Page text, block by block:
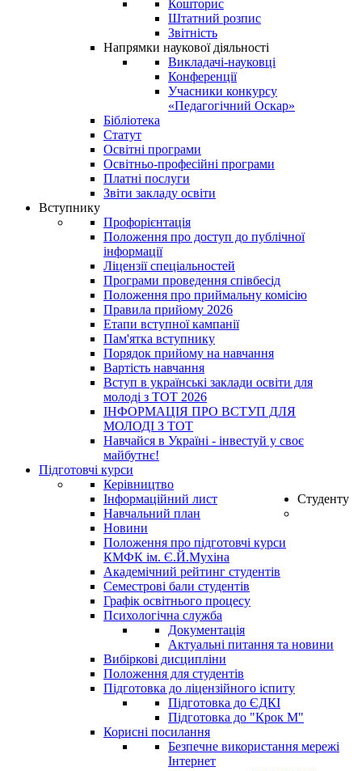
Кошторис
Штатний розпис
Звітність
Напрямки наукової діяльності
Викладачі-науковці
Конференції
Учасники конкурсу
«Педагогічний Оскар»
Бібліотека
Статут
Освітні програми
Освітньо-професійні програми
Платні послуги
Звіти закладу освіти
Вступнику
Профорієнтація
Положення про доступ до публічної
інформації
Ліцензії спеціальностей
Програми проведення співбесід
Положення про приймальну комісію
Правила прийому 2026
Етапи вступної кампанії
Пам'ятка вступнику
Порядок прийому на навчання
Вартість навчання
Вступ в українські заклади освіти для
молоді з ТОТ 2026
ІНФОРМАЦІЯ ПРО ВСТУП ДЛЯ
МОЛОДІ З ТОТ
Навчайся в Україні - інвестуй у своє
майбутнє!
Підготовчі курси
Керівництво
Інформаційний лист
Навчальний план
Новини
Положення про підготовчі курси
КМФК ім. Є.Й.Мухіна
Студенту
Академічний рейтинг студентів
Семестрові бали студентів
Графік освітнього процесу
Психологічна служба
Документація
Актуальні питання та новини
Вибіркові дисципліни
Положення для студентів
Підготовка до ліцензійного іспиту
Підготовка до ЄДКІ
Підготовка до "Крок М"
Корисні посилання
Безпечне використання мережі
Інтернет